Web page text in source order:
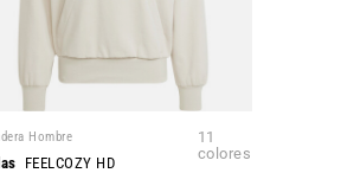
Hombre
FEELCOZY HD
11
colores